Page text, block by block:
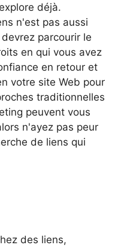
déjà.
n'est pas aussi
parcourir le
en qui vous avez
en retour et
votre site Web pour
traditionnelles
peuvent vous
n'ayez pas peur
de liens qui
des liens,